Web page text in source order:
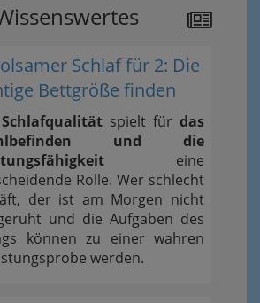
Schlaf für 2: Die
Bettgröße finden
Schlafqualität spielt für das
und die
eine
Rolle. Wer schlecht
der ist am Morgen nicht
und die Aufgaben des
können zu einer wahren
werden.